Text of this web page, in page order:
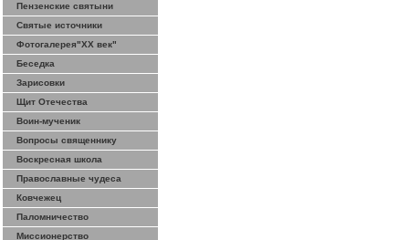
Пензенские святыни
Святые источники
Фотогалерея"ХХ век"
Беседка
Зарисовки
Щит Отечества
Воин-мученик
Вопросы священнику
Воскресная школа
Православные чудеса
Ковчежец
Паломничество
Миссионерство